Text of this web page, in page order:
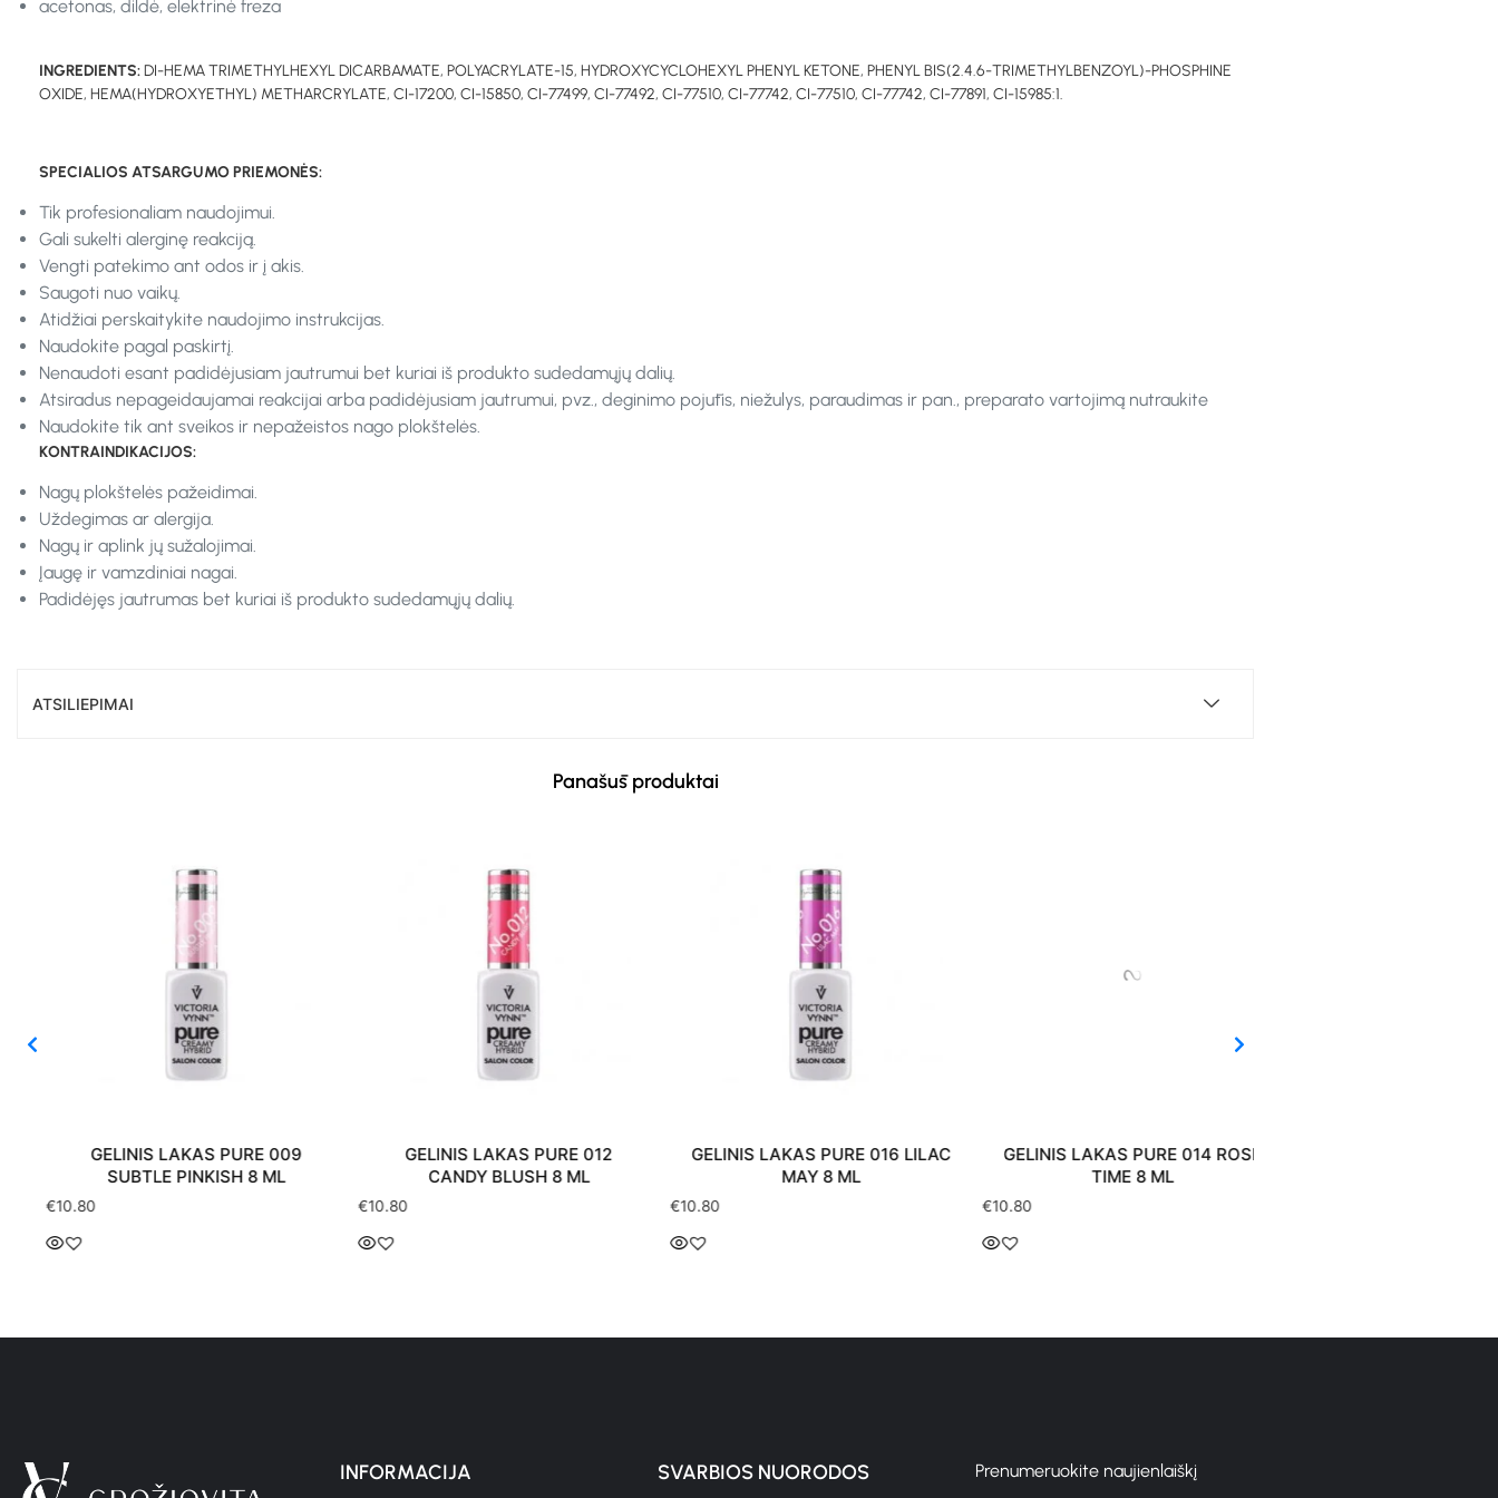
acetonas, dildė, elektrinė freza
INGREDIENTS:DI-HEMA TRIMETHYLHEXYL DICARBAMATE, POLYACRYLATE-15, HYDROXYCYCLOHEXYL PHENYL KETONE, PHENYL BIS(2.4.6-TRIMETHYLBENZOYL)-PHOSPHINE
OXIDE, HEMA(HYDROXYETHYL) METHARCRYLATE, CI-17200, CI-15850, CI-77499, CI-77492, CI-77510, CI-77742, CI-77510, CI-77742, CI-77891, CI-15985:1.
SPECIALIOS ATSARGUMO PRIEMONĖS:
Tik profesionaliam naudojimui.
Gali sukelti alerginę reakciją.
Vengti patekimo ant odos ir į akis.
Saugoti nuo vaikų.
Atidžiai perskaitykite naudojimo instrukcijas.
Naudokite pagal paskirtį.
Nenaudoti esant padidėjusiam jautrumui bet kuriai iš produkto sudedamųjų dalių.
Atsiradus nepageidaujamai reakcijai arba padidėjusiam jautrumui, pvz., deginimo pojūtis, niežulys, paraudimas ir pan., preparato vartojimą nutraukite
Naudokite tik ant sveikos ir nepažeistos nago plokštelės.
KONTRAINDIKACIJOS:
Nagų plokštelės pažeidimai.
Uždegimas ar alergija.
Nagų ir aplink jų sužalojimai.
Įaugę ir vamzdiniai nagai.
Padidėjęs jautrumas bet kuriai iš produkto sudedamųjų dalių.
ATSILIEPIMAI
Panašūs produktai
GELINIS LAKAS PURE 009
SUBTLE PINKISH 8 ML
10.80
GELINIS LAKAS PURE 012
CANDY BLUSH 8 ML
10.80
GELINIS LAKAS PURE 016 LILAC
MAY 8 ML
10.80
GELINIS LAKAS PURE 014 ROSE
TIME 8 ML
10.80
INFORMACIJA SVARBIOS NUORODOS Prenumeruokite naujienlaiškį